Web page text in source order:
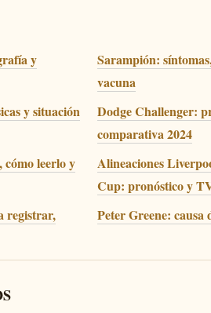
y
Sarampión:
vacuna
y situación
Dodge Challenger:
comparativa 2024
cómo leerlo y
Alineaciones
Cup: pronóstico y
registrar,
Peter Greene: causa